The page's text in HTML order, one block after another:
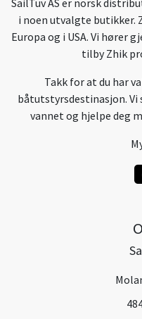
i noen utvalgte butikker.
Europa og i USA. Vi hører
tilby Zhik
Takk for at du har
båtutstyrsdestinasjon.
vannet og hjelpe deg